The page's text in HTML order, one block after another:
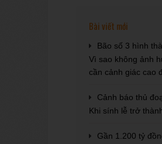
Bài viết mới
Bão số 3 hình
Vì sao không ảnh
cần cảnh giác cao
Cảnh báo thủ
Khi sính lễ trở
Gần 1.200 tỷ